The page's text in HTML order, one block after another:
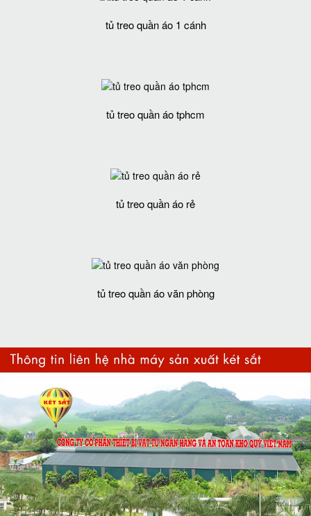
tủ treo quần áo 1 cánh
tủ treo quần áo tphcm
tủ treo quần áo rẻ
tủ treo quần áo văn phòng